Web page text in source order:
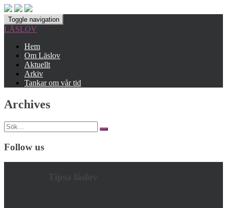
Toggle navigation
LÄSLOV
Hem
Om Läslov
Aktuellt
Arkiv
Tankar om vår tid
Archives
Search
for:
Follow us